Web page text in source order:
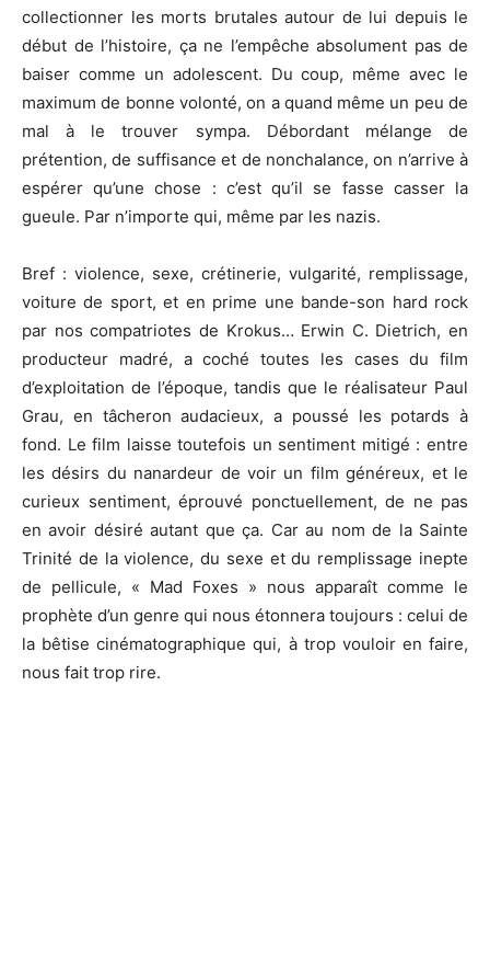
collectionner les morts brutales autour de lui depuis le
début de l’histoire, ça ne l’empêche absolument pas de
baiser comme un adolescent. Du coup, même avec le
maximum de bonne volonté, on a quand même un peu de
mal à le trouver sympa. Débordant mélange de
prétention, de suffisance et de nonchalance, on n’arrive à
espérer qu’une chose : c’est qu’il se fasse casser la
gueule. Par n’importe qui, même par les nazis.
Bref : violence, sexe, crétinerie, vulgarité, remplissage,
voiture de sport, et en prime une bande-son hard rock
par nos compatriotes de Krokus… Erwin C. Dietrich, en
producteur madré, a coché toutes les cases du film
d’exploitation de l’époque, tandis que le réalisateur Paul
Grau, en tâcheron audacieux, a poussé les potards à
fond. Le film laisse toutefois un sentiment mitigé : entre
les désirs du nanardeur de voir un film généreux, et le
curieux sentiment, éprouvé ponctuellement, de ne pas
en avoir désiré autant que ça. Car au nom de la Sainte
Trinité de la violence, du sexe et du remplissage inepte
de pellicule, « Mad Foxes » nous apparaît comme le
prophète d’un genre qui nous étonnera toujours : celui de
la bêtise cinématographique qui, à trop vouloir en faire,
nous fait trop rire.